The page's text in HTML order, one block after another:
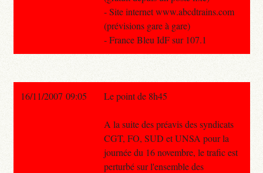
- Site internet www.abcdtrains.com
(prévisions gare à gare)
- France Bleu IdF sur 107.1
16/11/2007 09:05 Le point de 8h45
A la suite des préavis des syndicats
CGT, FO, SUD et UNSA pour la
journée du 16 novembre, le trafic est
perturbé sur l'ensemble des